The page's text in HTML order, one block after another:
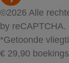
©2026 Alle
by reCAPTCHA.
*Getoonde
€ 29,90